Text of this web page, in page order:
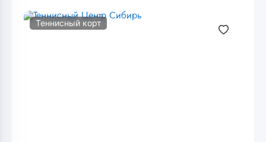
Теннисный корт